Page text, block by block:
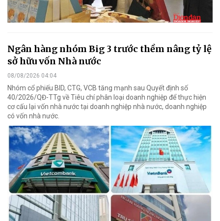
Ngân hàng nhóm Big 3 trước thềm nâng tỷ lệ
sở hữu vốn Nhà nước
08/08/2026 04:04
Nhóm cổ phiếu BID, CTG, VCB tăng mạnh sau Quyết định số
40/2026/QĐ-TTg về Tiêu chí phân loại doanh nghiệp để thực hiện
cơ cấu lại vốn nhà nước tại doanh nghiệp nhà nước, doanh nghiệp
có vốn nhà nước.